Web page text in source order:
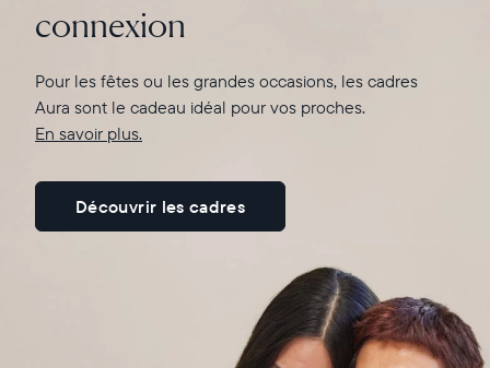
En savoir plus ici
connexion
Pour les fêtes ou les grandes occasions, les cadres
Aura sont le cadeau idéal pour vos proches.
En savoir plus.
Découvrir les cadres